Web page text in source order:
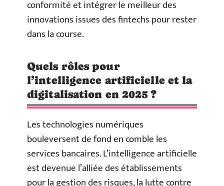
conformité et intégrer le meilleur des
innovations issues des fintechs pour rester
dans la course.
Quels rôles pour
l’intelligence artificielle et la
digitalisation en 2025 ?
Les technologies numériques
bouleversent de fond en comble les
services bancaires. L’intelligence artificielle
est devenue l’alliée des établissements
pour la gestion des risques, la lutte contre